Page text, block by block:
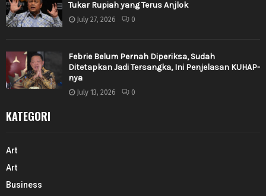
Tukar Rupiah yang Terus Anjlok
July 27, 2026 0
Febrie Belum Pernah Diperiksa, Sudah
Ditetapkan Jadi Tersangka, Ini Penjelasan KUHAP-
nya
July 13, 2026 0
KATEGORI
Art
Art
Business